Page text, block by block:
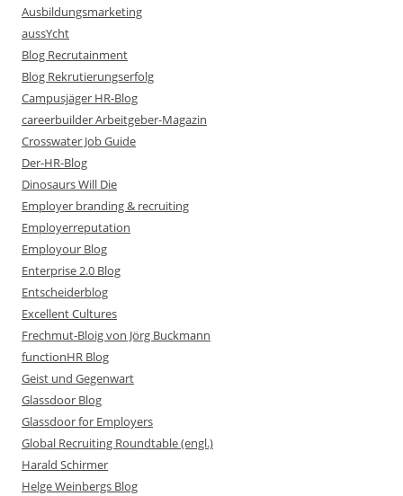
Ausbildungsmarketing
aussYcht
Blog Recrutainment
Blog Rekrutierungserfolg
Campusjäger HR-Blog
careerbuilder Arbeitgeber-Magazin
Crosswater Job Guide
Der-HR-Blog
Dinosaurs Will Die
Employer branding & recruiting
Employerreputation
Employour Blog
Enterprise 2.0 Blog
Entscheiderblog
Excellent Cultures
Frechmut-Bloig von Jörg Buckmann
functionHR Blog
Geist und Gegenwart
Glassdoor Blog
Glassdoor for Employers
Global Recruiting Roundtable (engl.)
Harald Schirmer
Helge Weinbergs Blog